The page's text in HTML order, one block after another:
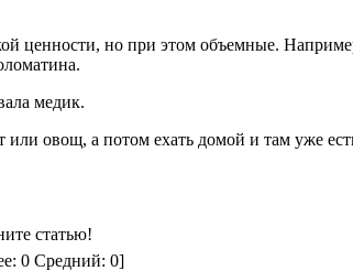
ценности, но при этом объемные.
медик.
овощ, а потом ехать домой и там уже
статью!
0Средний: 0]